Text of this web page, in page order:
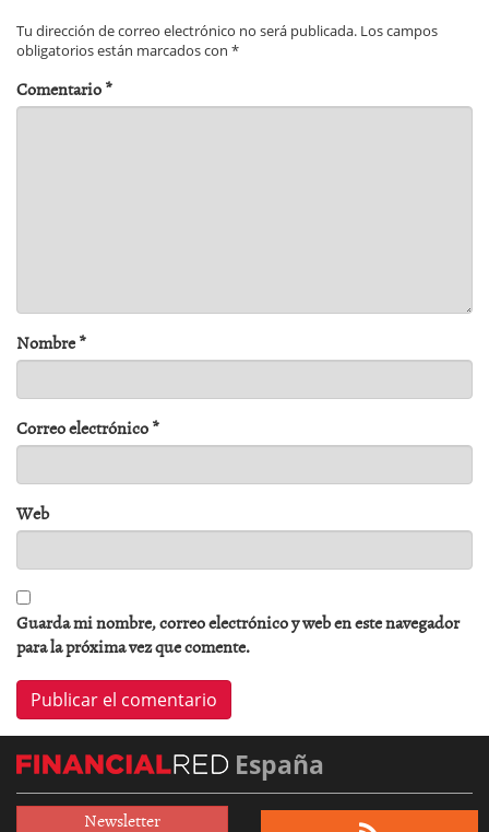
Tu dirección de correo electrónico no será publicada. Los campos
obligatorios están marcados con *
Comentario*
Nombre*
Correo electrónico*
Web
Guarda mi nombre, correo electrónico y web en este navegador
para la próxima vez que comente.
España
Newsletter